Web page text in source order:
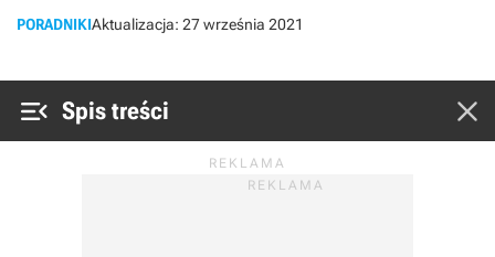
PORADNIKIAktualizacja: 27 września 2021
 Spis treści 